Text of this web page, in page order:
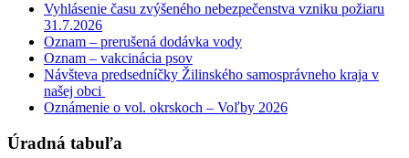
Vyhlásenie času zvýšeného nebezpečenstva vzniku požiaru
31.7.2026
Oznam – prerušená dodávka vody
Oznam – vakcinácia psov
Návšteva predsedníčky Žilinského samosprávneho kraja v
našej obci
Oznámenie o vol. okrskoch – Voľby 2026
Úradná tabuľa